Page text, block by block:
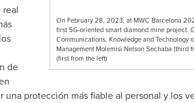
On February 28, 2023, at MWC Barcelona
first 5G-oriented smart diamond mine project.
Communications, Knowledge and Technology
Management Molemisi Nelson Sechaba (third
(first from the left)
de
protección más fiable al personal y los